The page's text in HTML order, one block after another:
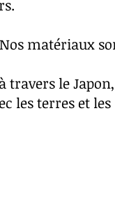
matériaux
travers le Japon,
les terres et les